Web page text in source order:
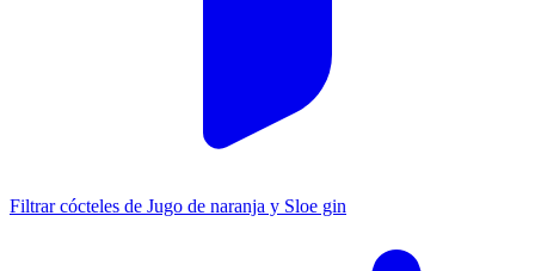
Filtrar cócteles de Jugo de naranja y Sloe gin